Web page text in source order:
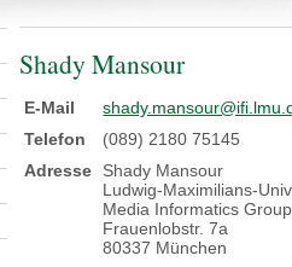
Shady Mansour
E-Mail
Telefon
(089) 2180 75145
Adresse
Shady Mansour
Ludwig-Maximilians-
Media Informatics Group
Frauenlobstr. 7a
80337 München